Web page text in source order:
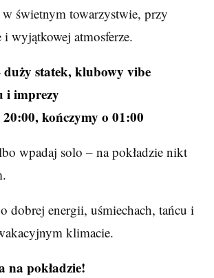
świetnym towarzystwie, przy
wyjątkowej atmosferze.
statek, klubowy vibe
i imprezy
kończymy o 01:00
wpadaj solo – na pokładzie nikt
dobrej energii, uśmiechach, tańcu i
klimacie.
na pokładzie!